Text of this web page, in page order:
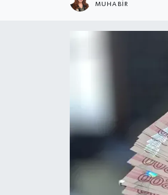
MUHABIR